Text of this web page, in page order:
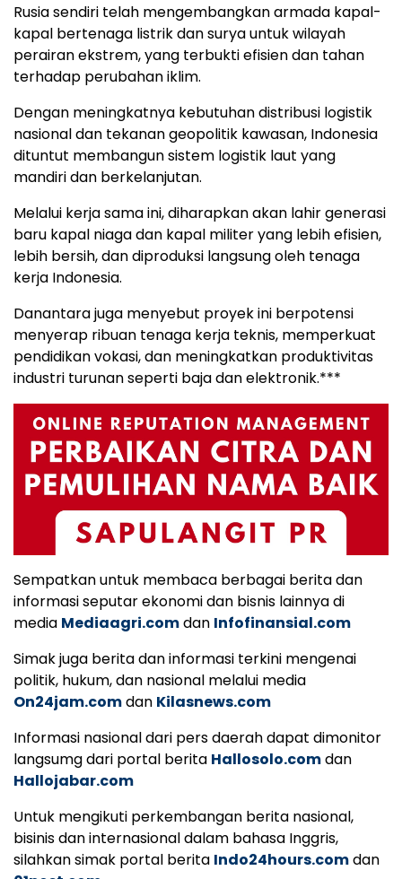
Rusia sendiri telah mengembangkan armada kapal-
kapal bertenaga listrik dan surya untuk wilayah
perairan ekstrem, yang terbukti efisien dan tahan
terhadap perubahan iklim.
Dengan meningkatnya kebutuhan distribusi logistik
nasional dan tekanan geopolitik kawasan, Indonesia
dituntut membangun sistem logistik laut yang
mandiri dan berkelanjutan.
Melalui kerja sama ini, diharapkan akan lahir generasi
baru kapal niaga dan kapal militer yang lebih efisien,
lebih bersih, dan diproduksi langsung oleh tenaga
kerja Indonesia.
Danantara juga menyebut proyek ini berpotensi
menyerap ribuan tenaga kerja teknis, memperkuat
pendidikan vokasi, dan meningkatkan produktivitas
industri turunan seperti baja dan elektronik.***
Sempatkan untuk membaca berbagai berita dan
informasi seputar ekonomi dan bisnis lainnya di
media Mediaagri.comdan Infofinansial.com
Simak juga berita dan informasi terkini mengenai
politik, hukum, dan nasional melalui media
On24jam.comdan Kilasnews.com
Informasi nasional dari pers daerah dapat dimonitor
langsumg dari portal berita Hallosolo.comdan
Hallojabar.com
Untuk mengikuti perkembangan berita nasional,
bisinis dan internasional dalam bahasa Inggris,
silahkan simak portal berita Indo24hours.comdan